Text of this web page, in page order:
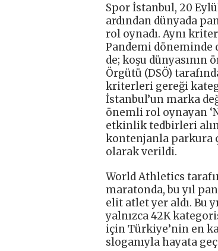
Spor İstanbul, 20
ardından dünyada
rol oynadı. Aynı
Pandemi döneminde
de; koşu dünyasının
Örgütü (DSÖ)
kriterleri gereği
İstanbul’un marka
önemli rol oynayan
etkinlik tedbirleri
kontenjanla parkura
olarak verildi.
World Athletics
maratonda, bu yıl
elit atlet yer aldı. Bu
yalnızca 42K
için Türkiye’nin en
sloganıyla hayata